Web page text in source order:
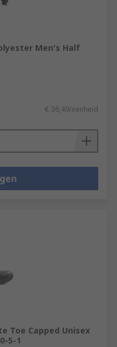
Men's Half
€ 36,49/eenheid
Toe Capped Unisex
5-1